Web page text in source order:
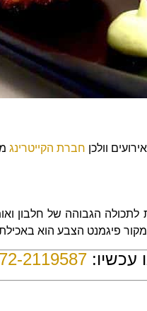
וולכן חברת הקייטרינג
לתכולה הגבוהה של חלבון
מקור פיגמנט הצבע הוא
עכשיו: 2119587